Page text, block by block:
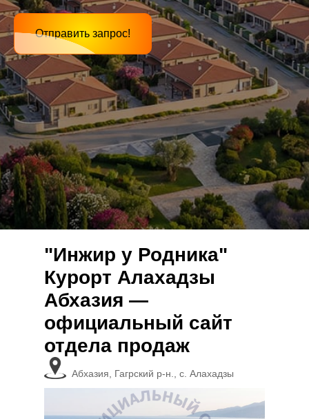
Отправить запрос!
"Инжир у Родника"
Курорт Алахадзы
Абхазия —
официальный сайт
отдела продаж
Абхазия, Гагрский р-н., с. Алахадзы